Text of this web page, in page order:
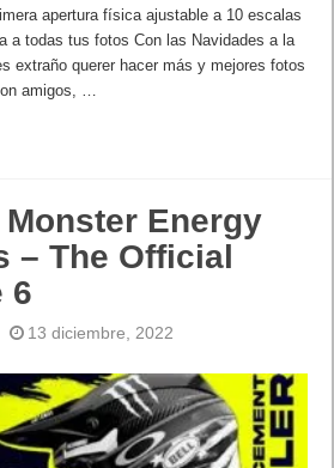
apertura física ajustable a 10 escalas
a todas tus fotos Con las Navidades a la
extraño querer hacer más y mejores fotos
amigos, …
Energy
– The Official
6
13 diciembre, 2022